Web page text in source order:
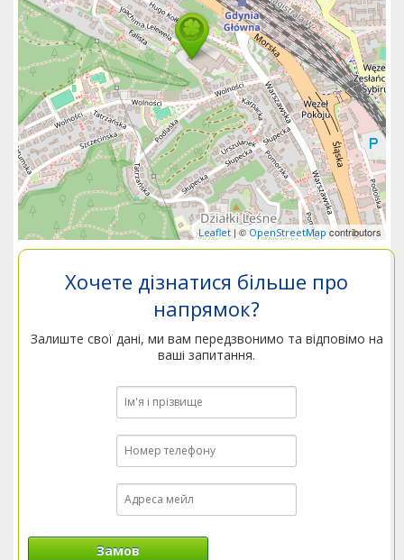
Leaflet| ©OpenStreetMapcontributors
Хочете дізнатися більше про
напрямок?
Залиште свої дані, ми вам передзвонимо та відповімо на
ваші запитання.
Замов